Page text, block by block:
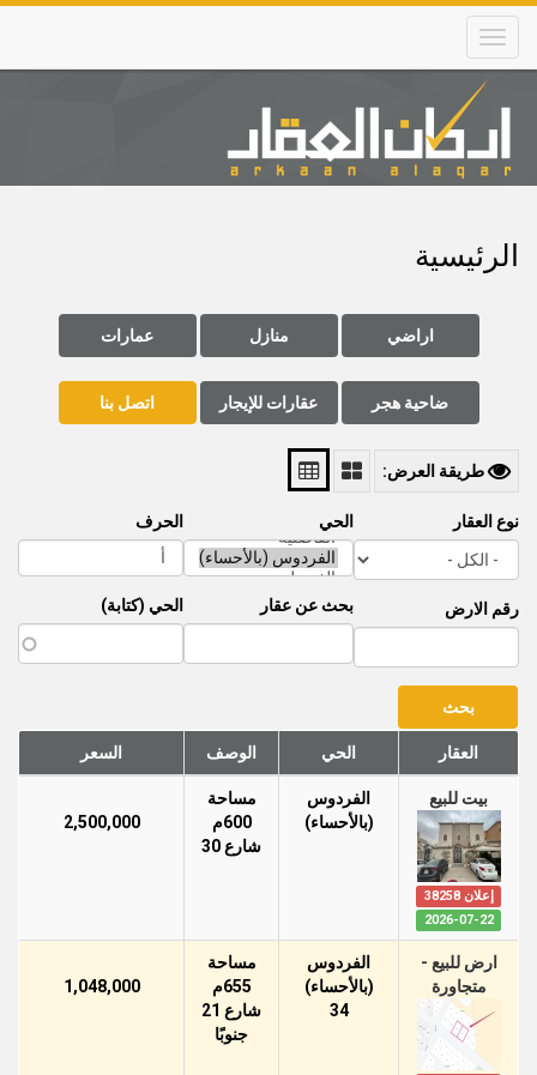
Skip
main
content
Main
navigation
الرئيسية
اراضي منازل عمارات
ضاحية هجر عقارات للإيجار اتصل بنا
طريقة العرض:
نوع العقار
رقم الارض
الحي
بحث عن عقار
الحرف
الحي (كتابة)
العقار الحي الوصف السعر
بيت للبيع
إعلان 38258
2026-07-22
الفردوس
(بالأحساء)
مساحة
600م
شارع 30
2,500,000
ارض للبيع -
متجاورة
الفردوس
(بالأحساء)
34
مساحة
655م
شارع 21
جنوبًا
1,048,000